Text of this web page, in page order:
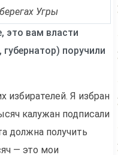
Угры
это вам власти
поручили
избирателей. Я избран
калужан подписали
должна получить
— это мои